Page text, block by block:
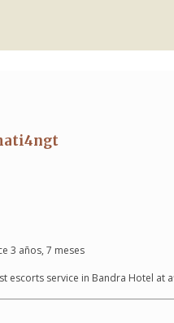
3 años, 7 meses
escorts service in Bandra Hotel